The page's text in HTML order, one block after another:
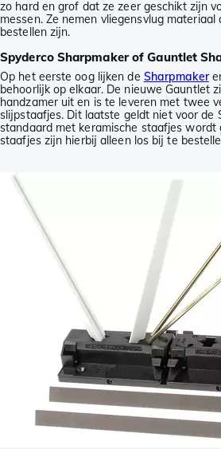
zo hard en grof dat ze zeer geschikt zijn
messen. Ze nemen vliegensvlug
bestellen zijn.
Spyderco Sharpmaker of Gauntlet
Op het eerste oog lijken de Sharpmaker
behoorlijk op elkaar. De nieuwe Gauntlet
handzamer uit en is te leveren met twee
slijpstaafjes. Dit laatste geldt niet voor de
standaard met keramische staafjes wordt
staafjes zijn hierbij alleen los bij te